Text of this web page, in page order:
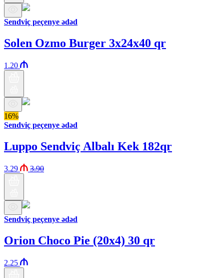
Sendviç peçenye ədəd
Solen Ozmo Burger 3x24x40 qr
1.20
16%
Sendviç peçenye ədəd
Luppo Sendviç Albalı Kek 182qr
3.29 3.90
Sendviç peçenye ədəd
Orion Choco Pie (20x4) 30 qr
2.25